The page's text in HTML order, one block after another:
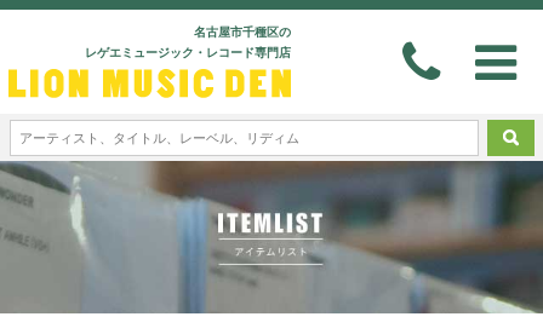
名古屋市千種区の
レゲエミュージック・レコード専門店